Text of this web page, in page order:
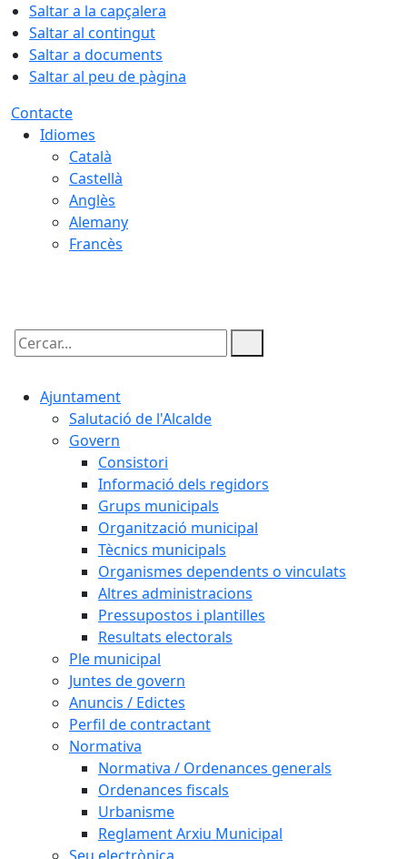
Saltar a la capçalera
Saltar al contingut
Saltar a documents
Saltar al peu de pàgina
Contacte
Idiomes
Català
Castellà
Anglès
Alemany
Francès
Cercar:
Ajuntament
Salutació de l'Alcalde
Govern
Consistori
Informació dels regidors
Grups municipals
Organització municipal
Tècnics municipals
Organismes dependents o vinculats
Altres administracions
Pressupostos i plantilles
Resultats electorals
Ple municipal
Juntes de govern
Anuncis / Edictes
Perfil de contractant
Normativa
Normativa / Ordenances generals
Ordenances fiscals
Urbanisme
Reglament Arxiu Municipal